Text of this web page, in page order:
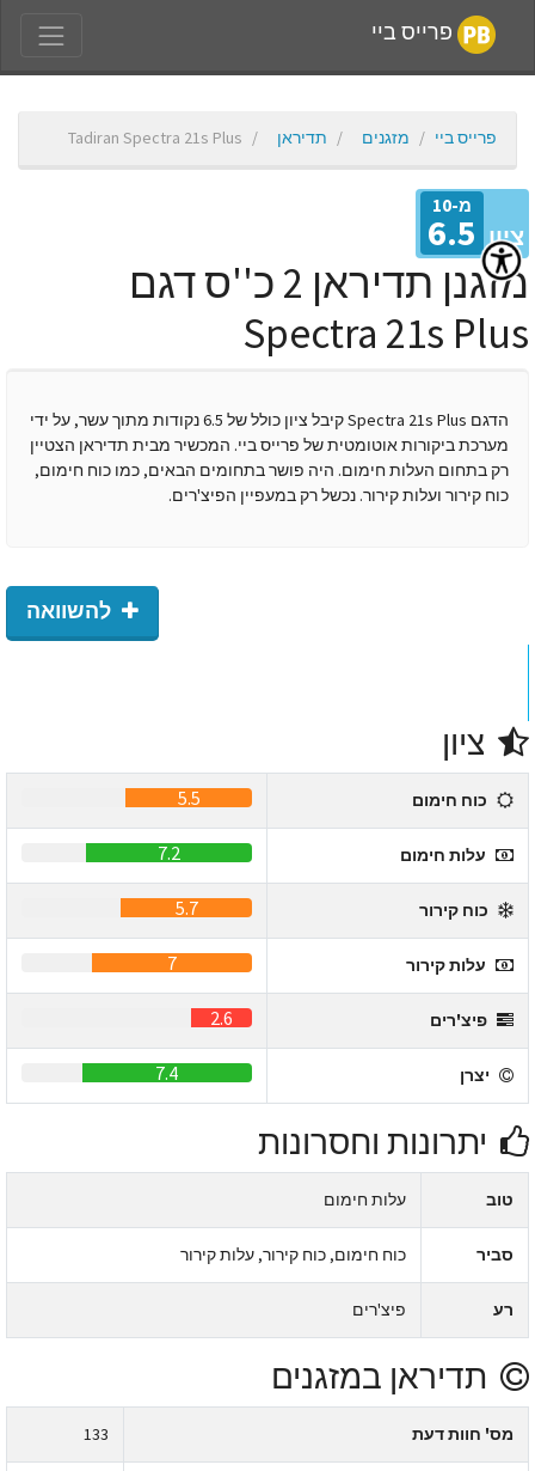
פרייס ביי
פרייס ביי מזגנים תדיראן Tadiran Spectra 21s Plus
ציון
מ-10
6.5
מזגנן תדיראן 2 כ''ס דגם
Spectra 21s
הדגם Spectra 21s Plus קיבל ציון כולל של 6.5 נקודות מתוך עשר, על ידי
מערכת ביקורות אוטומטית של פרייס ביי. המכשיר מבית תדיראן הצטיין
רק בתחום העלות חימום. היה פושר בתחומים הבאים, כמו כוח חימום,
כוח קירור ועלות קירור. נכשל רק במעפיין הפיצ'רים.
להשוואה
ציון
כוח חימום 5.5
עלות חימום 7.2
כוח קירור 5.7
עלות קירור
פיצ'רים 2.6
יצרן 7.4
יתרונות וחסרונות
טוב עלות חימום
סביר כוח חימום, כוח קירור, עלות קירור
רע פיצ'רים
תדיראן במזגנים
מס' חוות דעת 133